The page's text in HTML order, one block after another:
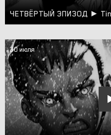
ЧЕТВЁРТЫЙ ЭПИЗОД ►
30 июля